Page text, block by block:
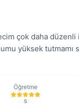
çok daha
yüksek tutmamı
Öğretme
5